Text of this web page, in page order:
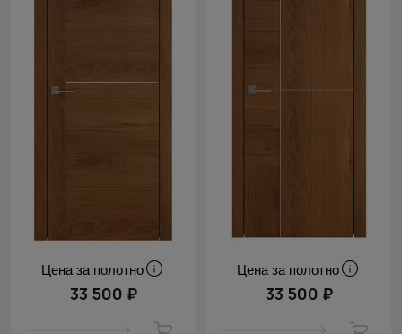
Цена за полотно
33 500 ₽
Цена за полотно
33 500 ₽